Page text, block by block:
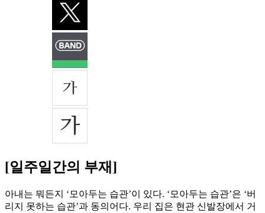
[일주일간의 부재]
아내는 뭐든지 ‘모아두는 습관’이 있다. ‘모아두는 습관’은 ‘버
리지 못하는 습관’과 동의어다. 우리 집은 현관 신발장에서 거